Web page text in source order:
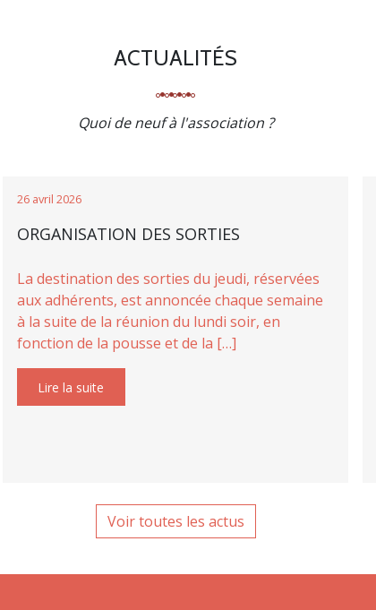
ACTUALITÉS
Quoi de neuf à l'association ?
26 avril 2026
ORGANISATION DES SORTIES
La destination des sorties du jeudi, réservées
aux adhérents, est annoncée chaque semaine
à la suite de la réunion du lundi soir, en
fonction de la pousse et de la […]
Lire la suite
Voir toutes les actus